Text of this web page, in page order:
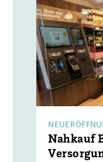
Nahkauf